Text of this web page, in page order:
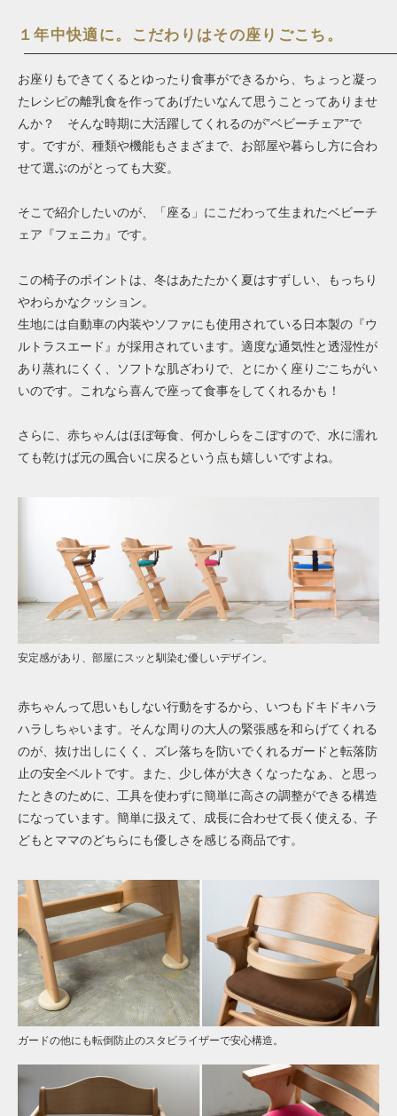
１年中快適に。こだわりはその座りごこち。
お座りもできてくるとゆったり食事ができるから、ちょっと凝っ
たレシピの離乳食を作ってあげたいなんて思うことってありませ
んか？ そんな時期に大活躍してくれるのが”ベビーチェア”で
す。ですが、種類や機能もさまざまで、お部屋や暮らし方に合わ
せて選ぶのがとっても大変。
そこで紹介したいのが、「座る」にこだわって生まれたベビーチ
ェア『フェニカ』です。
この椅子のポイントは、冬はあたたかく夏はすずしい、もっちり
やわらかなクッション。
生地には自動車の内装やソファにも使用されている日本製の『ウ
ルトラスエード』が採用されています。適度な通気性と透湿性が
あり蒸れにくく、ソフトな肌ざわりで、とにかく座りごこちがい
いのです。これなら喜んで座って食事をしてくれるかも！
さらに、赤ちゃんはほぼ毎食、何かしらをこぼすので、水に濡れ
ても乾けば元の風合いに戻るという点も嬉しいですよね。
安定感があり、部屋にスッと馴染む優しいデザイン。
赤ちゃんって思いもしない行動をするから、いつもドキドキハラ
ハラしちゃいます。そんな周りの大人の緊張感を和らげてくれる
のが、抜け出しにくく、ズレ落ちを防いでくれるガードと転落防
止の安全ベルトです。また、少し体が大きくなったなぁ、と思っ
たときのために、工具を使わずに簡単に高さの調整ができる構造
になっています。簡単に扱えて、成長に合わせて長く使える、子
どもとママのどちらにも優しさを感じる商品です。
ガードの他にも転倒防止のスタビライザーで安心構造。